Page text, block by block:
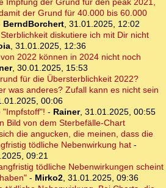
Impfung der Grund für den peak 2021,
der Grund für 40.000 bis 60.000
BerndBorchert, 31.01.2025, 12:02
diskutiere ich mit Dir nicht
, 31.01.2025, 12:36
2022 können in 2024 nicht noch
, 30.01.2025, 15:53
für die Übersterblichkeit 2022?
was anderes? Zufall kann es nicht sein
00:06
"Impfstoff"! - Rainer, 31.01.2025, 00:55
Bild von dem Sterbefälle-Chart
die angucken, die meinen, dass die
tödliche Nebenwirkung hat -
09:21
tödliche Nebenwirkungen scheint
- Mirko2, 31.01.2025, 09:36